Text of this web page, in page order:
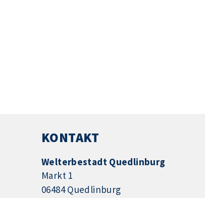
KONTAKT
Welterbestadt Quedlinburg
Markt 1
06484 Quedlinburg